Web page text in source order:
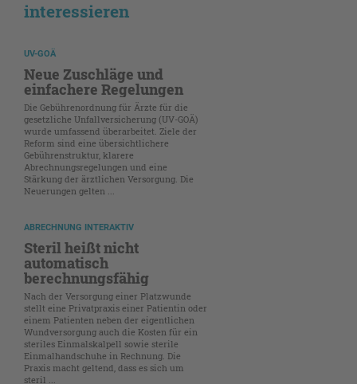
interessieren
UV-GOÄ
Neue Zuschläge und
einfachere Regelungen
Die Gebührenordnung für Ärzte für die
gesetzliche Unfallversicherung (UV-GOÄ)
wurde umfassend überarbeitet. Ziele der
Reform sind eine übersichtlichere
Gebührenstruktur, klarere
Abrechnungsregelungen und eine
Stärkung der ärztlichen Versorgung. Die
Neuerungen gelten ...
ABRECHNUNG INTERAKTIV
Steril heißt nicht
automatisch
berechnungsfähig
Nach der Versorgung einer Platzwunde
stellt eine Privatpraxis einer Patientin oder
einem Patienten neben der eigentlichen
Wundversorgung auch die Kosten für ein
steriles Einmalskalpell sowie sterile
Einmalhandschuhe in Rechnung. Die
Praxis macht geltend, dass es sich um
steril ...